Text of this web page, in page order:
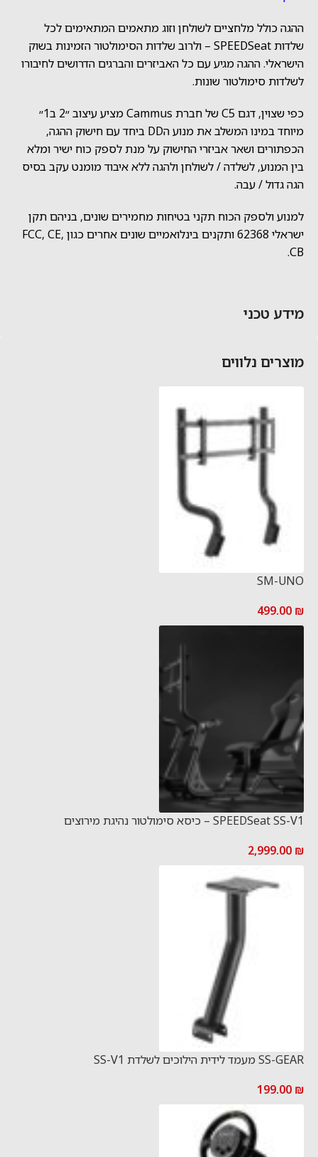
ההגה כולל מלחציים לשולחן וזוג מתאמים המתאימים לכל
שלדות SPEEDSeat – ולרוב שלדות הסימולטור הזמינות בשוק
הישראלי. ההגה מגיע עם כל האביזרים והברגים הדרושים לחיבורו
לשלדות סימולטור שונות.
כפי שצוין, דגם C5 של חברת Cammus מציע עיצוב ״2 ב1״
מיוחד במינו המשלב את מנוע הDD ביחד עם חישוק ההגה,
הכפתורים ושאר אביזרי החישוק על מנת לספק כוח ישיר ומלא
בין המנוע, לשלדה / לשולחן ולהגה ללא איבוד מומנט עקב בסיס
הגה גדול / עבה.
למנוע ולספק הכוח תקני בטיחות מחמירים שונים, בניהם תקן
ישראלי 62368 ותקנים בינלואמיים שונים אחרים כגון FCC, CE,
CB.
מידע טכני
מוצרים נלווים
SM-UNO
499.00 ₪
SPEEDSeat SS-V1 – כיסא סימולטור נהיגת מירוצים
2,999.00 ₪
SS-GEAR מעמד לידית הילוכים לשלדת SS-V1
199.00 ₪